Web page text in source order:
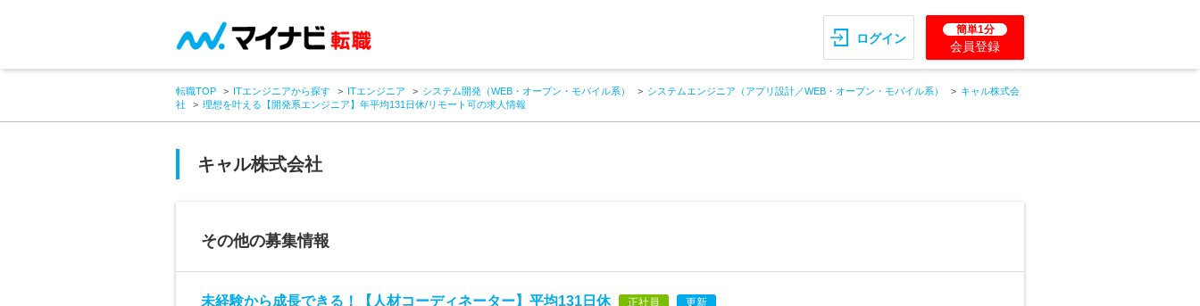
ログイン
簡単1分
会員登録
転職TOP ITエンジニアから探す ITエンジニア システム開発（WEB・オープン・モバイル系） システムエンジニア（アプリ設計／WEB・オープン・モバイル系）
キャル株式会
社
理想を叶える【開発系エンジニア】年平均131日休/リモート可の求人情報
キャル株式会社
その他の募集情報
未経験から成長できる！【人材コーディネーター】平均131日休 正社員 更新